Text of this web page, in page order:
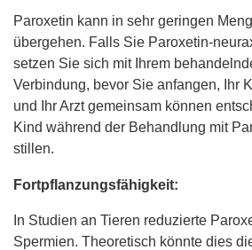
Paroxetin kann in sehr geringen
übergehen. Falls Sie Paroxetin-
setzen Sie sich mit Ihrem
Verbindung, bevor Sie anfangen, Ihr
und Ihr Arzt gemeinsam können
Kind während der Behandlung mit
stillen.
Fortpflanzungsfähigkeit:
In Studien an Tieren reduzierte
Spermien. Theoretisch könnte dies